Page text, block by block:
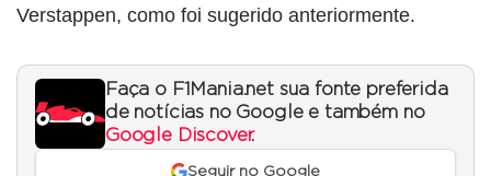
Verstappen, como foi sugerido anteriormente.
Faça o F1Mania.net sua fonte preferida
de notícias no Google e também no
Google Discover.
Seguir no Google